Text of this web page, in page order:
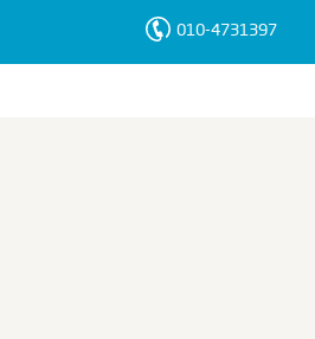
010-4731397